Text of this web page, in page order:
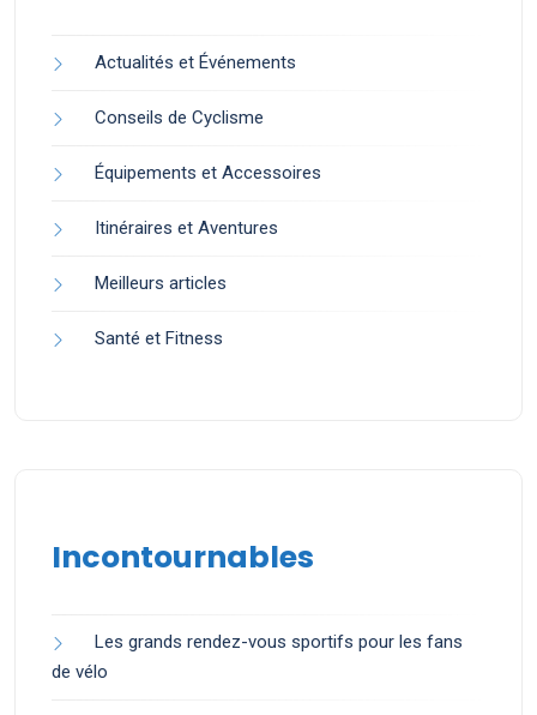
Actualités et Événements
Conseils de Cyclisme
Équipements et Accessoires
Itinéraires et Aventures
Meilleurs articles
Santé et Fitness
Incontournables
Les grands rendez-vous sportifs pour les fans
de vélo